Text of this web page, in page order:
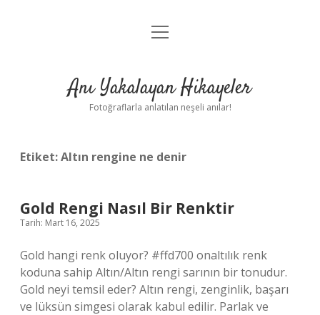
Anasayfa
Yasal Uyarı
menüyü
Anı Yakalayan Hikayeler
Fotoğraflarla anlatılan neşeli anılar!
Etiket:Altın rengine ne denir
Gold Rengi Nasıl Bir Renktir
Tarih: Mart 16, 2025
Gold hangi renk oluyor? #ffd700 onaltılık renk
koduna sahip Altın/Altın rengi sarının bir tonudur.
Gold neyi temsil eder? Altın rengi, zenginlik, başarı
ve lüksün simgesi olarak kabul edilir. Parlak ve